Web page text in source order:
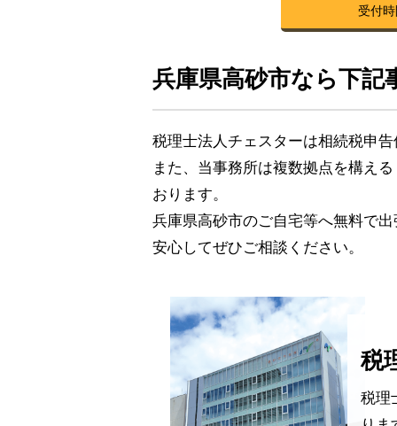
受付
兵庫県高砂市なら下記
税理士法人チェスターは相続税申
また、当事務所は複数拠点を構え
おります。
兵庫県高砂市のご自宅等へ無料で
安心してぜひご相談ください。
税
税理